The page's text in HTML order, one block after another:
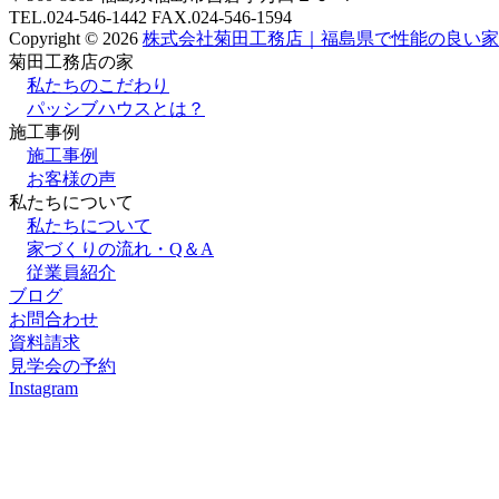
TEL.024-546-1442 FAX.024-546-1594
Copyright © 2026 株式会社菊田工務店｜福島県で性能の良い
菊田工務店の家
私たちのこだわり
パッシブハウスとは？
施⼯事例
施⼯事例
お客様の声
私たちについて
私たちについて
家づくりの流れ・Q＆A
従業員紹介
ブログ
お問合わせ
資料請求
見学会の予約
Instagram